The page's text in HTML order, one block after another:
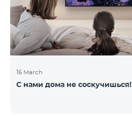
16 March
С нами дома не соскучишься!